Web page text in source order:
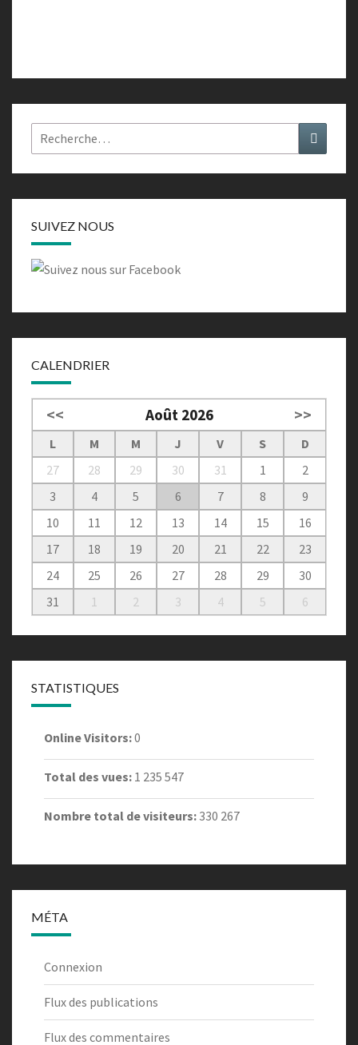
Rechercher :
SUIVEZ NOUS
CALENDRIER
<< Août 2026 >>
L M M J V S
D
27
28 29 30 31 1
2
3
4 5 6 7 8
9
10
11 12 13 14 15
16
17
18 19 20 21 22
23
24
25 26 27 28 29
30
31
1 2 3 4 5 6
STATISTIQUES
Online Visitors:0
Total des vues: 1 235 547
Nombre total de visiteurs: 330 267
MÉTA
Connexion
Flux des publications
Flux des commentaires